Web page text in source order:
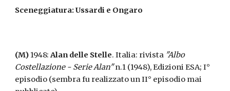
Sceneggiatura: Ussardi e Ongaro
(M) 1948: Alan delle Stelle. Italia: rivista "Albo
Costellazione - Serie Alan" n.1 (1948), Edizioni ESA; I°
episodio (sembra fu realizzato un II° episodio mai